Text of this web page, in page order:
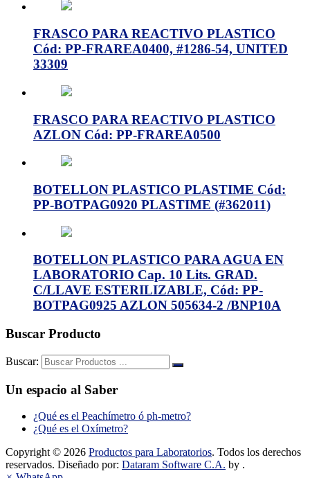
FRASCO PARA REACTIVO PLASTICO
Cód: PP-FRAREA0400, #1286-54, UNITED
33309
FRASCO PARA REACTIVO PLASTICO
AZLON Cód: PP-FRAREA0500
BOTELLON PLASTICO PLASTIME Cód:
PP-BOTPAG0920 PLASTIME (#362011)
BOTELLON PLASTICO PARA AGUA EN
LABORATORIO Cap. 10 Lits. GRAD.
C/LLAVE ESTERILIZABLE, Cód: PP-
BOTPAG0925 AZLON 505634-2 /BNP10A
Buscar Producto
Buscar:
Un espacio al Saber
¿Qué es el Peachímetro ó ph-metro?
¿Qué es el Oxímetro?
Copyright © 2026 Productos para Laboratorios. Todos los derechos
reservados. Diseñado por: Dataram Software C.A. by .